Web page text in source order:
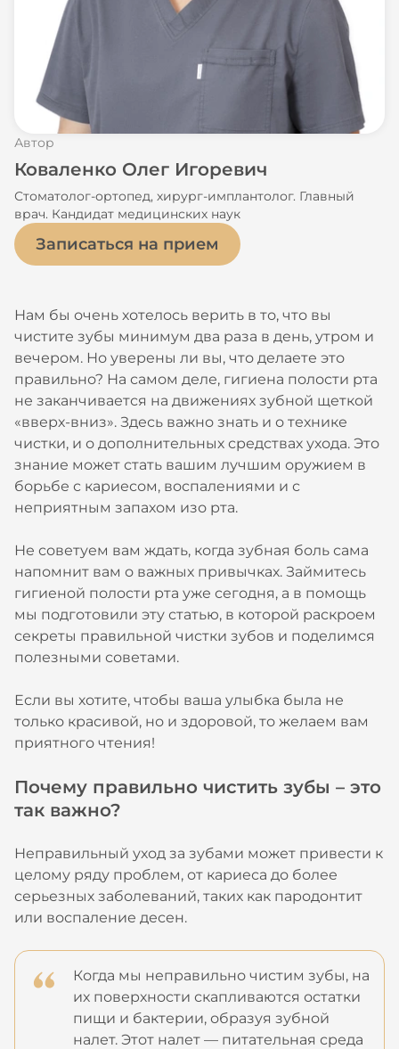
Автор
Коваленко Олег Игоревич
Стоматолог-ортопед, хирург-имплантолог. Главный
врач. Кандидат медицинских наук
Записаться на прием
Нам бы очень хотелось верить в то, что вы
чистите зубы минимум два раза в день, утром и
вечером. Но уверены ли вы, что делаете это
правильно? На самом деле, гигиена полости рта
не заканчивается на движениях зубной щеткой
«вверх-вниз». Здесь важно знать и о технике
чистки, и о дополнительных средствах ухода. Это
знание может стать вашим лучшим оружием в
борьбе с кариесом, воспалениями и с
неприятным запахом изо рта.
Не советуем вам ждать, когда зубная боль сама
напомнит вам о важных привычках. Займитесь
гигиеной полости рта уже сегодня, а в помощь
мы подготовили эту статью, в которой раскроем
секреты правильной чистки зубов и поделимся
полезными советами.
Если вы хотите, чтобы ваша улыбка была не
только красивой, но и здоровой, то желаем вам
приятного чтения!
Почему правильно чистить зубы – это
так важно?
Неправильный уход за зубами может привести к
целому ряду проблем, от кариеса до более
серьезных заболеваний, таких как пародонтит
или воспаление десен.
Когда мы неправильно чистим зубы, на
их поверхности скапливаются остатки
пищи и бактерии, образуя зубной
налет. Этот налет — питательная среда